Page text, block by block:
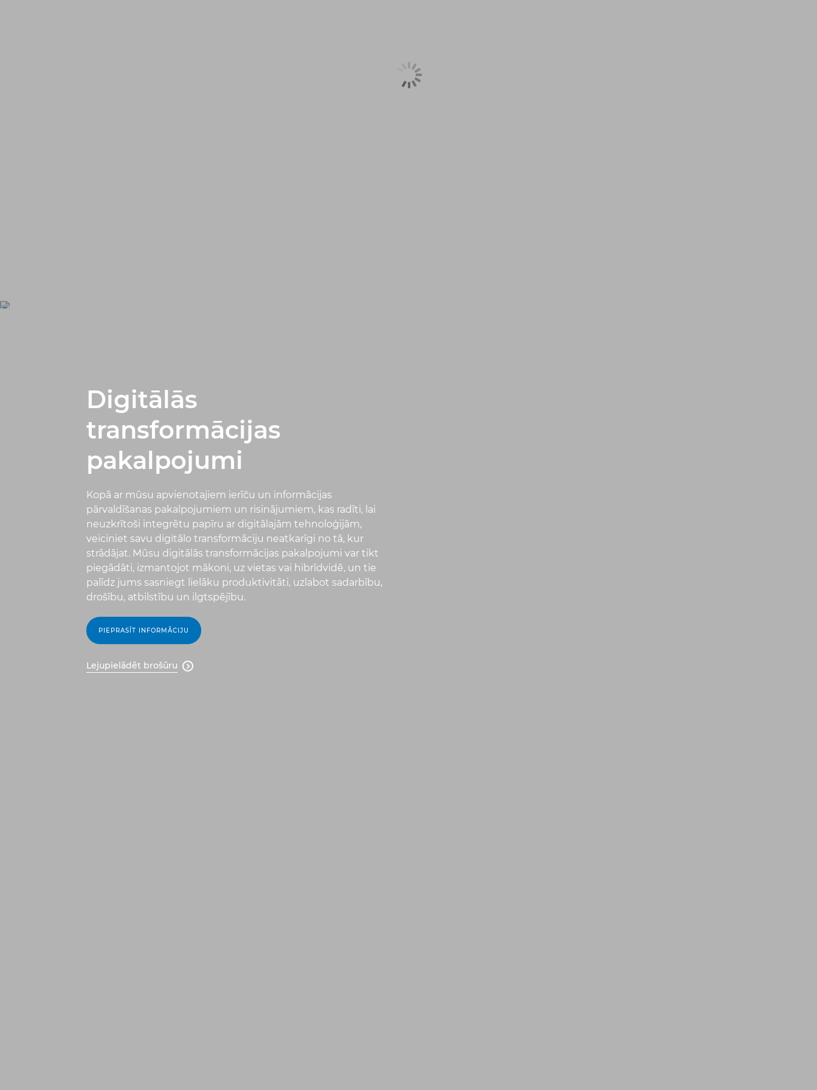
Digitālās
transformācijas
pakalpojumi
Kopā ar mūsu apvienotajiem ierīču un informācijas
pārvaldīšanas pakalpojumiem un risinājumiem, kas radīti, lai
neuzkrītoši integrētu papīru ar digitālajām tehnoloģijām,
veiciniet savu digitālo transformāciju neatkarīgi no tā, kur
strādājat. Mūsu digitālās transformācijas pakalpojumi var tikt
piegādāti, izmantojot mākoni, uz vietas vai hibrīdvidē, un tie
palīdz jums sasniegt lielāku produktivitāti, uzlabot sadarbību,
drošību, atbilstību un ilgtspējību.
PIEPRASĪT INFORMĀCIJU
Lejupielādēt brošūru 